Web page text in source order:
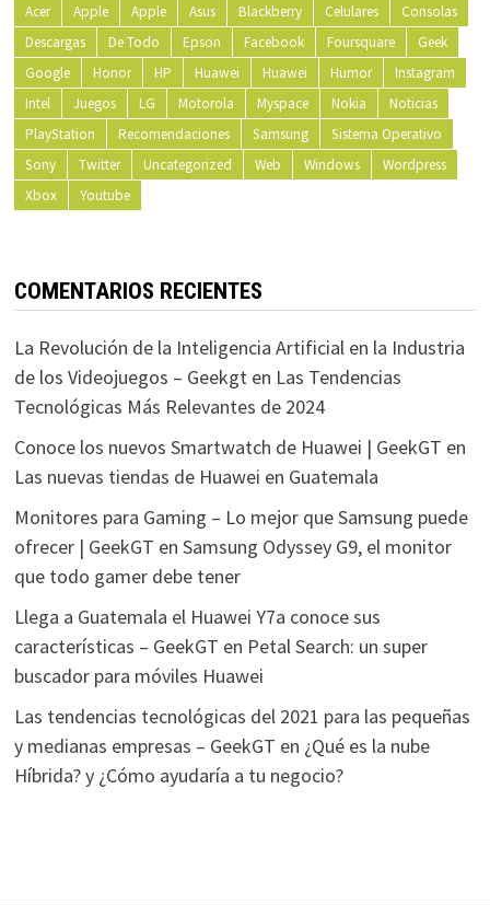
Acer Apple Apple Asus Blackberry Celulares
Consolas
Descargas
De Todo Epson Facebook Foursquare
Geek
Google
Honor HP Huawei Huawei Humor
Instagram
Intel
Juegos LG Motorola Myspace Nokia
Noticias
PlayStation
Recomendaciones Samsung
Sistema Operativo
Sony
Twitter Uncategorized Web Windows
Wordpress
Xbox
Youtube
COMENTARIOS RECIENTES
La Revolución de la Inteligencia Artificial en la Industria
de los Videojuegos – Geekgten Las Tendencias
Tecnológicas Más Relevantes de 2024
Conoce los nuevos Smartwatch de Huawei | GeekGT en
Las nuevas tiendas de Huawei en Guatemala
Monitores para Gaming – Lo mejor que Samsung puede
ofrecer | GeekGT en Samsung Odyssey G9, el monitor
que todo gamer debe tener
Llega a Guatemala el Huawei Y7a conoce sus
características – GeekGT en Petal Search: un super
buscador para móviles Huawei
Las tendencias tecnológicas del 2021 para las pequeñas
y medianas empresas – GeekGT en ¿Qué es la nube
Híbrida? y ¿Cómo ayudaría a tu negocio?